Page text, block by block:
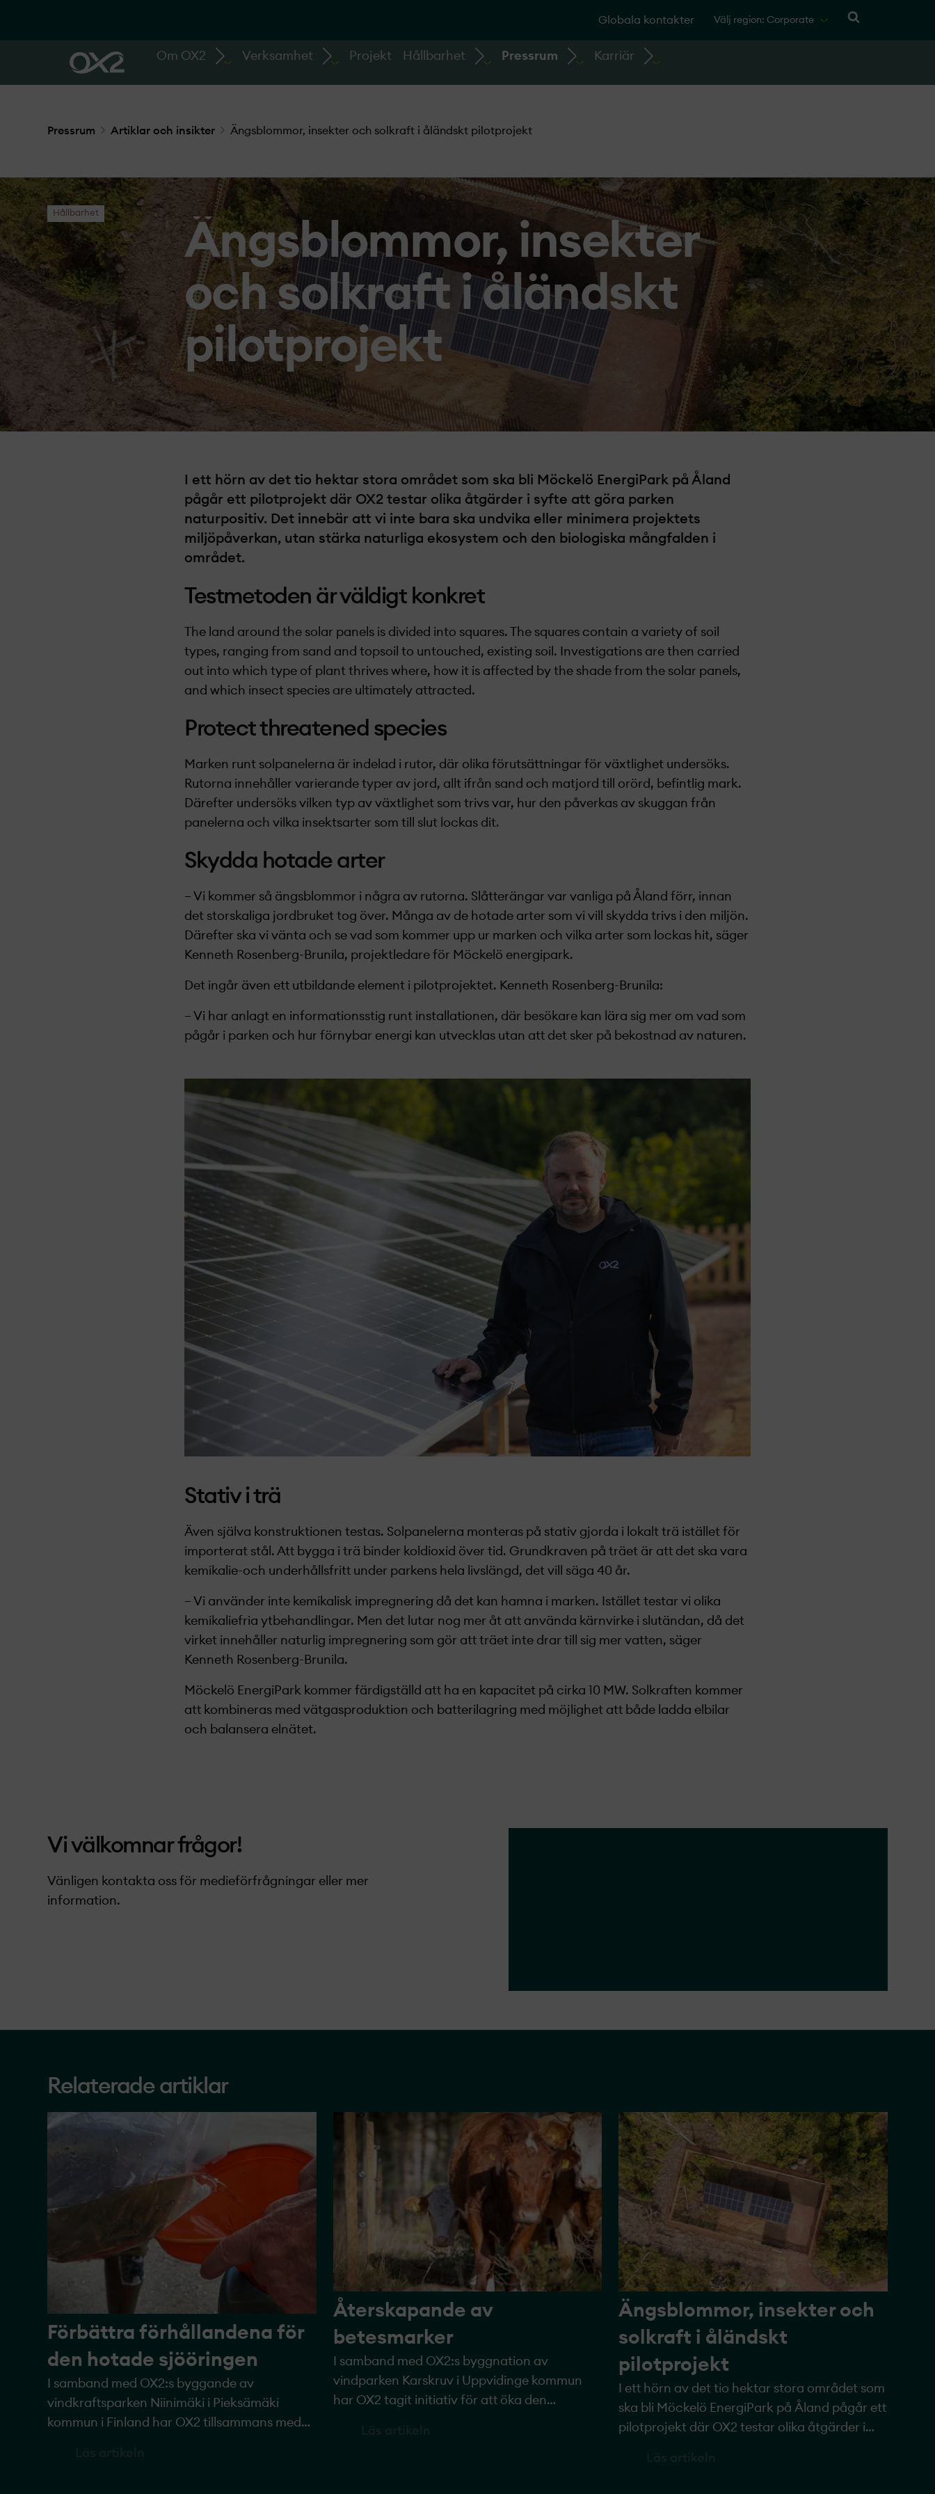
Globala kontakter Välj region: Corporate
Om OX2 Verksamhet Projekt Hållbarhet Pressrum Karriär
Pressrum Artiklar och insikter Ängsblommor, insekter och solkraft i åländskt pilotprojekt­­
Hållbarhet
Ängsblommor, insekter
och solkraft i åländskt
pilotprojekt­­
I ett hörn av det tio hektar stora området som ska bli Möckelö EnergiPark på Åland
pågår ett pilotprojekt­­­­­­ där OX2 testar olika åtgärder i syfte att göra parken
naturpositiv. Det innebär att vi inte bara ska undvika eller minimera projekt­­­­­­ets
miljöpåverkan, utan stärka naturliga ekosystem och den biologiska mångfalden i
området.
Testmetoden är väldigt konkret
The land around the solar panels is divided into squares. The squares contain a variety of soil
types, ranging from sand and topsoil to untouched, existing soil. Investigations are then carried
out into which type of plant thrives where, how it is affected by the shade from the solar panels,
and which insect species are ultimately attracted.
Protect threatened species
Marken runt solpanelerna är indelad i rutor, där olika förutsättningar för växtlighet undersöks.
Rutorna innehåller varierande typer av jord, allt ifrån sand och matjord till orörd, befintlig mark.
Därefter undersöks vilken typ av växtlighet som trivs var, hur den påverkas av skuggan från
panelerna och vilka insektsarter som till slut lockas dit.
Skydda hotade arter
– Vi kommer så ängsblommor i några av rutorna. Slåtterängar var vanliga på Åland förr, innan
det storskaliga jordbruket tog över. Många av de hotade arter som vi vill skydda trivs i den miljön.
Därefter ska vi vänta och se vad som kommer upp ur marken och vilka arter som lockas hit, säger
Kenneth Rosenberg-Brunila, projekt­­­­­­ledare för Möckelö energipark.
Det ingår även ett utbildande element i pilotprojekt­­­­­­et. Kenneth Rosenberg-Brunila:
– Vi har anlagt en informationsstig runt installationen, där besökare kan lära sig mer om vad som
pågår i parken och hur förnybar energi kan utvecklas utan att det sker på bekostnad av naturen.
Stativ i trä
Även själva konstruktionen testas. Solpanelerna monteras på stativ gjorda i lokalt trä istället för
importerat stål. Att bygga i trä binder koldioxid över tid. Grundkraven på träet är att det ska vara
kemikalie-och underhållsfritt under parkens hela livslängd, det vill säga 40 år.
– Vi använder inte kemikalisk impregnering då det kan hamna i marken. Istället testar vi olika
kemikaliefria ytbehandlingar. Men det lutar nog mer åt att använda kärnvirke i slutändan, då det
virket innehåller naturlig impregnering som gör att träet inte drar till sig mer vatten, säger
Kenneth Rosenberg-Brunila.
Möckelö EnergiPark kommer färdigställd att ha en kapacitet på cirka 10 MW. Solkraften kommer
att kombineras med vätgasproduktion och batterilagring med möjlighet att både ladda elbilar
och balansera elnätet.
Vi välkomnar frågor!
Vänligen kontakta oss för medieförfrågningar eller mer
information.
Relaterade artiklar
Förbättra förhållandena för
den hotade sjööringen
I samband med OX2:s byggande av
vindkraftsparken Niinimäki i Pieksämäki
kommun i Finland har OX2 tillsammans med
Återskapande av
betesmarker
I samband med OX2:s byggnation av
vindparken Karskruv i Uppvidinge kommun
har OX2 tagit initiativ för att öka den
Ängsblommor, insekter och
solkraft i åländskt
pilotprojekt­­
I ett hörn av det tio hektar stora området som
ska bli Möckelö EnergiPark på Åland pågår ett
pilotprojekt­ där OX2 testar olika åtgärder i